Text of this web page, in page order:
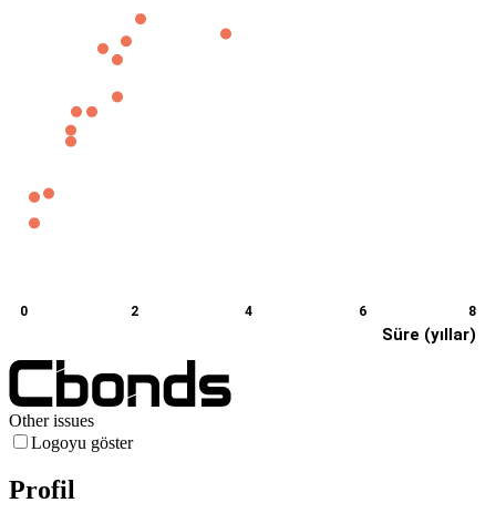
Süre (yıllar)
0 2 4 6 8
Other issues
Logoyu göster
Profil